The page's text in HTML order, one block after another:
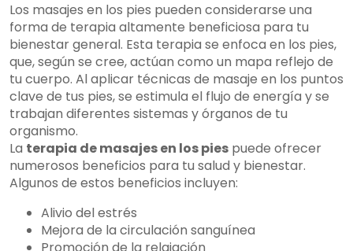
Los masajes en los pies pueden considerarse una
forma de terapia altamente beneficiosa para tu
bienestar general. Esta terapia se enfoca en los pies,
que, según se cree, actúan como un mapa reflejo de
tu cuerpo. Al aplicar técnicas de masaje en los puntos
clave de tus pies, se estimula el flujo de energía y se
trabajan diferentes sistemas y órganos de tu
organismo.
La terapia de masajes en los pies puede ofrecer
numerosos beneficios para tu salud y bienestar.
Algunos de estos beneficios incluyen:
Alivio del estrés
Mejora de la circulación sanguínea